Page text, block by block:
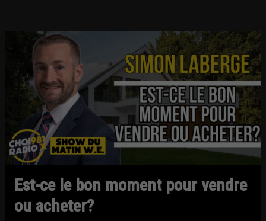
Est-ce le bon moment pour vendre
ou acheter?